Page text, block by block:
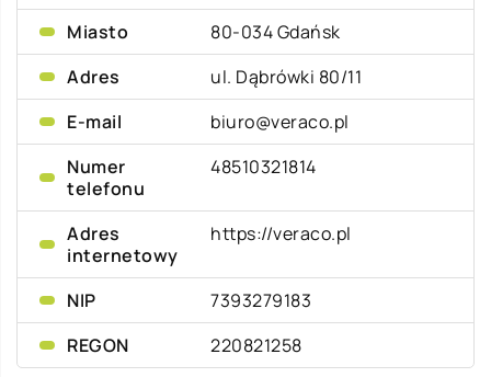
Miasto
80-034 Gdańsk
Adres
ul. Dąbrówki 80/11
E-mail
biuro@veraco.pl
Numer
telefonu
48510321814
Adres
internetowy
https://veraco.pl
NIP
7393279183
REGON
220821258